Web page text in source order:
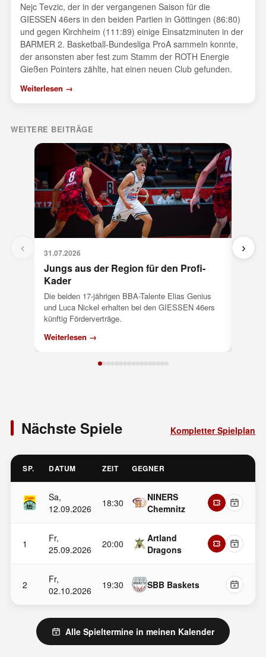
Nejc Tevzic, der in der vergangenen Saison für die
GIESSEN 46ers in den beiden Partien in Göttingen (86:80)
und gegen Kirchheim (111:89) einige Einsatzminuten in der
BARMER 2. Basketball-Bundesliga ProA sammeln konnte,
der ansonsten aber fest zum Stamm der ROTH Energie
Gießen Pointers zählte, hat einen neuen Club gefunden.
Weiterlesen →
WEITERE BEITRÄGE
‹ 31.07.2026
Jungs aus der Region für den Profi-
Kader
Die beiden 17-jährigen BBA-Talente Elias Genius
und Luca Nickel erhalten bei den GIESSEN 46ers
künftig Förderverträge.
Weiterlesen →
›
Nächste Spiele Kompletter Spielplan
SP. DATUM ZEIT GEGNER
Sa,
12.09.2026
18:30
NINERS
Chemnitz
1
Fr,
25.09.2026
20:00
Artland
Dragons
2
Fr,
02.10.2026
19:30 SBB Baskets
Alle Spieltermine in meinen Kalender